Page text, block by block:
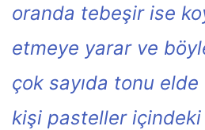
oranda tebeşir ise
etmeye yarar ve
çok sayıda tonu
kişi pasteller